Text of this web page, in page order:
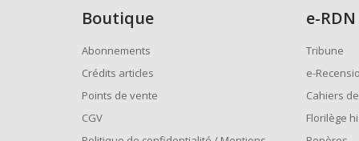
Boutique
Abonnements
Crédits articles
Points de vente
CGV
e-RDN
Tribune
e-
Cahiers
Florilège